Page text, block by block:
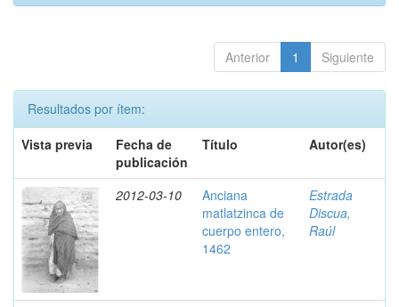
Anterior 1 Siguiente
Resultados por ítem:
Vista previa
Fecha de
publicación
Título Autor(es)
2012-03-10
Anciana
matlatzinca de
cuerpo entero,
1462
Estrada
Discua,
Raúl